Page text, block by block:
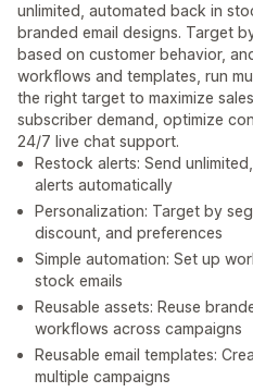
unlimited, automated back in
branded email designs. Target
based on customer behavior,
workflows and templates, run
the right target to maximize
subscriber demand, optimize
24/7 live chat support.
Restock alerts: Send
alerts automatically
Personalization: Target by
discount, and preferences
Simple automation: Set up
stock emails
Reusable assets: Reuse
workflows across campaigns
Reusable email templates:
multiple campaigns